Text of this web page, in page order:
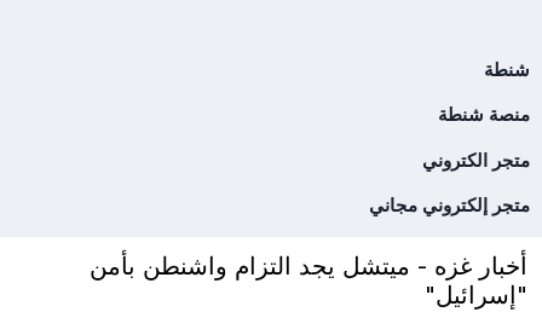
شنطة
منصة شنطة
متجر الكتروني
متجر إلكتروني مجاني
أخبار غزه - ميتشل يجد التزام واشنطن بأمن
"إسرائيل"